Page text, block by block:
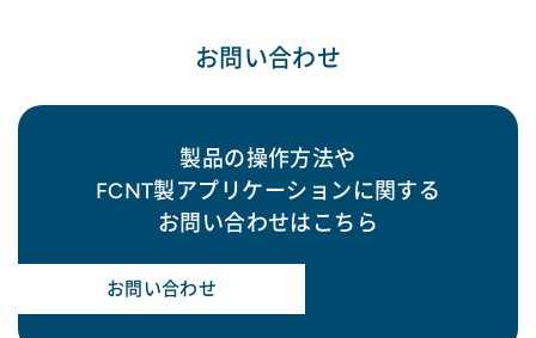
お問い合わせ
製品の操作方法や
FCNT製アプリケーションに関する
お問い合わせはこちら
お問い合わせ